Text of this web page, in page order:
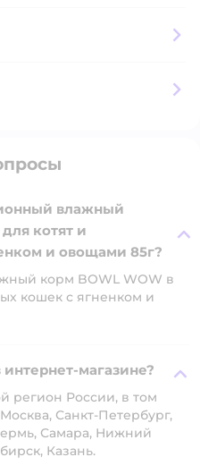
влажный
котят и
и овощами 85г?
корм BOWL WOW в
кошек с ягненком и
магазине?
регион России, в том
Санкт-Петербург,
Самара, Нижний
Казань.